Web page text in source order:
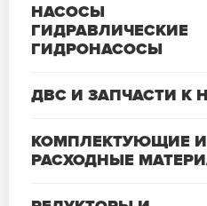
НАСОСЫ
ГИДРАВЛИЧЕСКИЕ
ГИДРОНАСОСЫ
ДВС И ЗАПЧАСТИ К
КОМПЛЕКТУЮЩИЕ И
РАСХОДНЫЕ